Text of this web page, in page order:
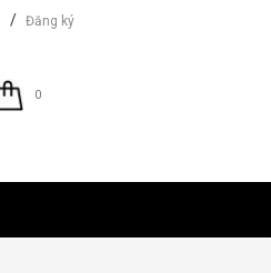
/ Đăng ký
0